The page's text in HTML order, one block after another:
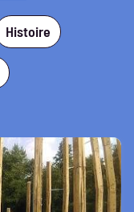
Histoire